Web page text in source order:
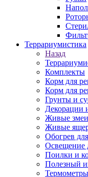
Террариумистика
Назад
Комплекты
Корм для
Корм для
Грунты и
Декорации
Живые
Живые
Обогрев
Освещение
Поилки и
Полезный